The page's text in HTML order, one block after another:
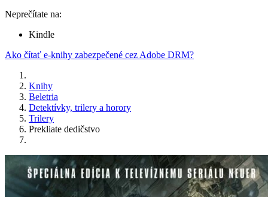
Neprečítate na:
Kindle
Ako čítať e-knihy zabezpečené cez Adobe DRM?
Knihy
Beletria
Detektívky, trilery a horory
Trilery
Prekliate dedičstvo